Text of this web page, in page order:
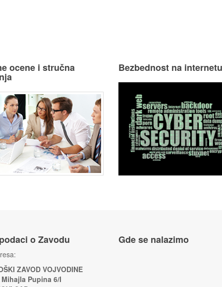
ocene i stručna Bezbednost na internetu
o Zavodu
ZAVOD VOJVODINE
Pupina 6/I
Gde se nalazimo